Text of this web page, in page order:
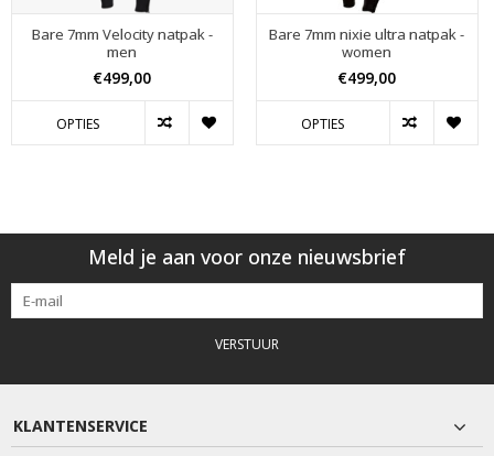
Bare 7mm Velocity natpak -
men
€499,00
OPTIES
Bare 7mm nixie ultra natpak -
women
€499,00
OPTIES
Meld je aan voor onze nieuwsbrief
VERSTUUR
KLANTENSERVICE